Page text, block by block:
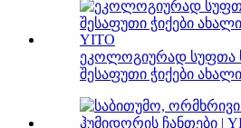
ეკოლოგიურად სუფთა
შესაფუთი ჭიქები